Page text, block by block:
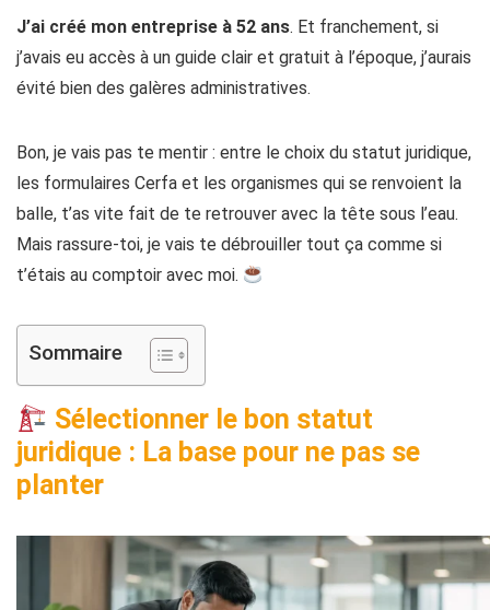
J’ai créé mon entreprise à 52 ans. Et franchement, si
j’avais eu accès à un guide clair et gratuit à l’époque, j’aurais
évité bien des galères administratives.
Bon, je vais pas te mentir : entre le choix du statut juridique,
les formulaires Cerfa et les organismes qui se renvoient la
balle, t’as vite fait de te retrouver avec la tête sous l’eau.
Mais rassure-toi, je vais te débrouiller tout ça comme si
t’étais au comptoir avec moi.
Sommaire
Sélectionner le bon statut
juridique : La base pour ne pas se
planter